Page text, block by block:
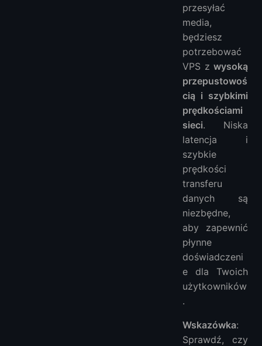
przesyłać
media,
będziesz
potrzebować
VPS z wysoką
przepustowoś
cią i szybkimi
prędkościami
sieci. Niska
latencja i
szybkie
prędkości
transferu
danych są
niezbędne,
aby zapewnić
płynne
doświadczeni
e dla Twoich
użytkowników
.
Wskazówka:
Sprawdź, czy